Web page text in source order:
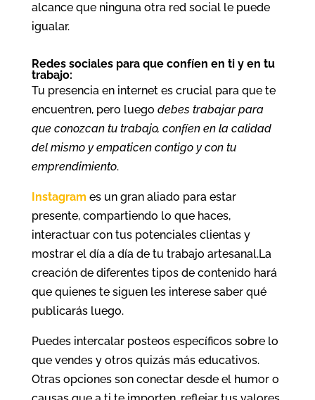
alcance que ninguna otra red social le puede
igualar.
Redes sociales para que confíen en ti y en tu
trabajo:
Tu presencia en internet es crucial para que te
encuentren, pero luego debes trabajar para
que conozcan tu trabajo, confíen en la calidad
del mismo y empaticen contigo y con tu
emprendimiento.
Instagram es un gran aliado para estar
presente, compartiendo lo que haces,
interactuar con tus potenciales clientas y
mostrar el día a día de tu trabajo artesanal.La
creación de diferentes tipos de contenido hará
que quienes te siguen les interese saber qué
publicarás luego.
Puedes intercalar posteos específicos sobre lo
que vendes y otros quizás más educativos.
Otras opciones son conectar desde el humor o